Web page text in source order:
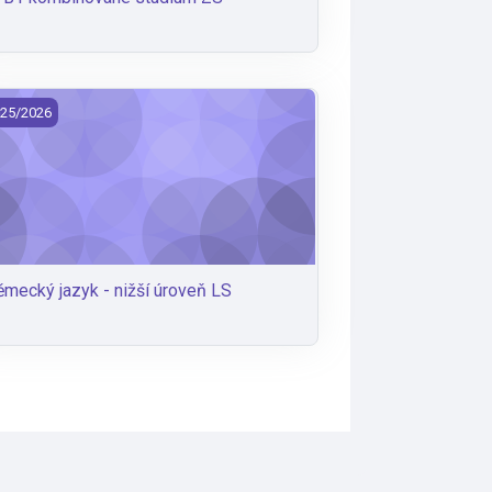
jazyk - nižší úroveň LS
2026
jazyk - nižší úroveň LS